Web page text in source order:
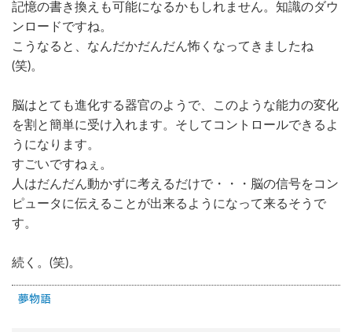
記憶の書き換えも可能になるかもしれません。知識のダウ
ンロードですね。
こうなると、なんだかだんだん怖くなってきましたね
(笑)。
脳はとても進化する器官のようで、このような能力の変化
を割と簡単に受け入れます。そしてコントロールできるよ
うになります。
すごいですねぇ。
人はだんだん動かずに考えるだけで・・・脳の信号をコン
ピュータに伝えることが出来るようになって来るそうで
す。
続く。(笑)。
夢物語